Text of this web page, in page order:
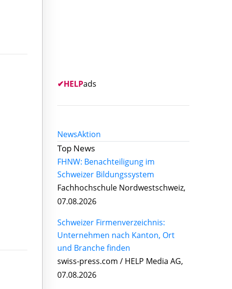
✔HELPads
NewsAktion
Top News
FHNW: Benachteiligung im
Schweizer Bildungssystem
Fachhochschule Nordwestschweiz,
07.08.2026
Schweizer Firmenverzeichnis:
Unternehmen nach Kanton, Ort
und Branche finden
swiss-press.com / HELP Media AG,
07.08.2026